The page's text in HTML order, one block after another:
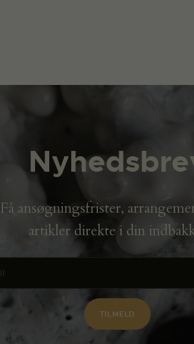
Få ansøgningsfrister,
artikler direkte i din